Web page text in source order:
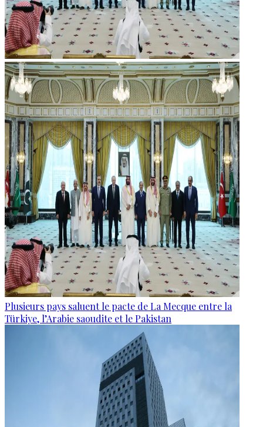
Plusieurs pays saluent le pacte de La Mecque entre la
Türkiye, l’Arabie saoudite et le Pakistan